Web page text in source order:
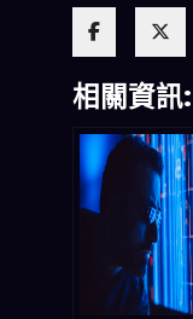
相關資訊: